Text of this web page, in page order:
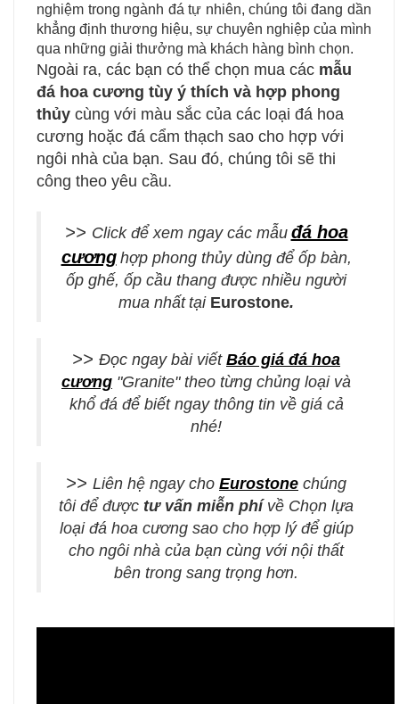
nghiệm trong ngành đá tự nhiên, chúng tôi đang dần
khẳng định thương hiệu, sự chuyên nghiệp của mình
qua những giải thưởng mà khách hàng bình chọn.
Ngoài ra, các bạn có thể chọn mua các mẫu
đá hoa cương tùy ý thích và hợp phong
thủy cùng với màu sắc của các loại đá hoa
cương hoặc đá cẩm thạch sao cho hợp với
ngôi nhà của bạn. Sau đó, chúng tôi sẽ thi
công theo yêu cầu.
>> Click để xem ngaycác mẫu đá hoa
cương hợp phong thủy dùng để ốp bàn,
ốp ghế, ốp cầu thang được nhiều người
mua nhất tại Eurostone.
>> Đọc ngay bài viết Báo giá đá hoa
cương "Granite" theo từng chủng loại và
khổ đá để biết ngay thông tin về giá cả
nhé!
>> Liên hệ ngay cho Eurostone chúng
tôi để được tư vấn miễn phívề Chọn lựa
loại đá hoa cương sao cho hợp lý để giúp
cho ngôi nhà của bạn cùng với nội thất
bên trong sang trọng hơn.